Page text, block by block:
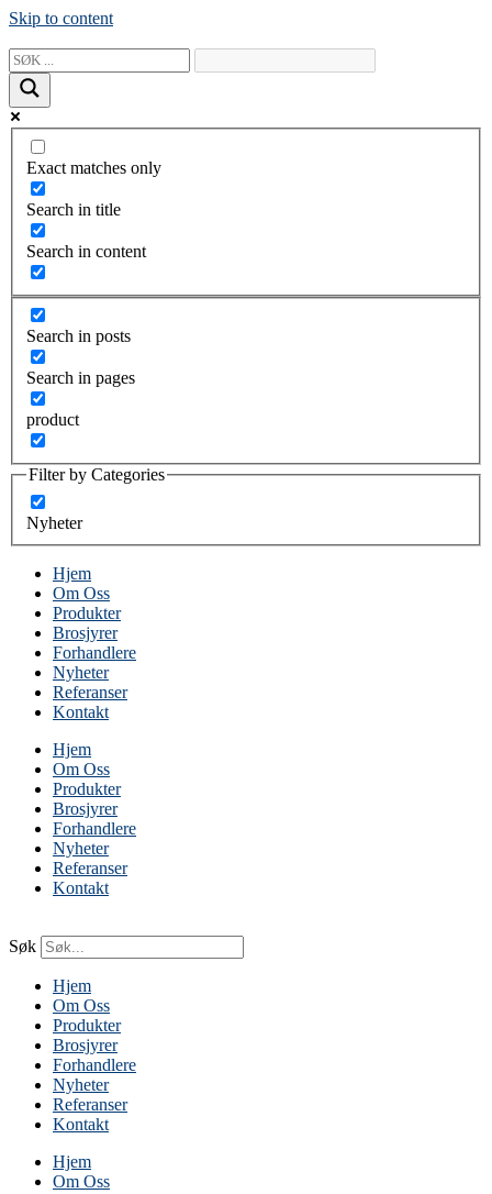
Skip to content
Exact matches only
Search in title
Search in content
Search in posts
Search in pages
product
Filter by Categories
Nyheter
Hjem
Om Oss
Produkter
Brosjyrer
Forhandlere
Nyheter
Referanser
Kontakt
Hjem
Om Oss
Produkter
Brosjyrer
Forhandlere
Nyheter
Referanser
Kontakt
Søk
Hjem
Om Oss
Produkter
Brosjyrer
Forhandlere
Nyheter
Referanser
Kontakt
Hjem
Om Oss